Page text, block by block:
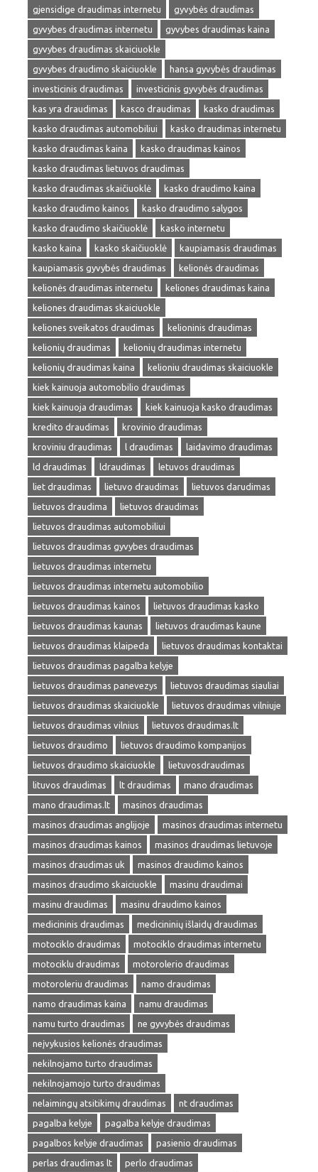
gjensidige draudimas internetu
gyvybės draudimas
gyvybes draudimas internetu
gyvybes draudimas kaina
gyvybes draudimas skaiciuokle
gyvybes draudimo skaiciuokle
hansa gyvybės draudimas
investicinis draudimas
investicinis gyvybės draudimas
kas yra draudimas
kasco draudimas
kasko draudimas
kasko draudimas automobiliui
kasko draudimas internetu
kasko draudimas kaina
kasko draudimas kainos
kasko draudimas lietuvos draudimas
kasko draudimas skaičiuoklė
kasko draudimo kaina
kasko draudimo kainos
kasko draudimo salygos
kasko draudimo skaičiuoklė
kasko internetu
kasko kaina
kasko skaičiuoklė
kaupiamasis draudimas
kaupiamasis gyvybės draudimas
kelionės draudimas
kelionės draudimas internetu
keliones draudimas kaina
keliones draudimas skaiciuokle
keliones sveikatos draudimas
kelioninis draudimas
kelionių draudimas
kelionių draudimas internetu
kelionių draudimas kaina
kelioniu draudimas skaiciuokle
kiek kainuoja automobilio draudimas
kiek kainuoja draudimas
kiek kainuoja kasko draudimas
kredito draudimas
krovinio draudimas
kroviniu draudimas
l draudimas
laidavimo draudimas
ld draudimas
ldraudimas
letuvos draudimas
liet draudimas
lietuvo draudimas
lietuvos darudimas
lietuvos draudima
lietuvos draudimas
lietuvos draudimas automobiliui
lietuvos draudimas gyvybes draudimas
lietuvos draudimas internetu
lietuvos draudimas internetu automobilio
lietuvos draudimas kainos
lietuvos draudimas kasko
lietuvos draudimas kaunas
lietuvos draudimas kaune
lietuvos draudimas klaipeda
lietuvos draudimas kontaktai
lietuvos draudimas pagalba kelyje
lietuvos draudimas panevezys
lietuvos draudimas siauliai
lietuvos draudimas skaiciuokle
lietuvos draudimas vilniuje
lietuvos draudimas vilnius
lietuvos draudimas.lt
lietuvos draudimo
lietuvos draudimo kompanijos
lietuvos draudimo skaiciuokle
lietuvosdraudimas
lituvos draudimas
lt draudimas
mano draudimas
mano draudimas.lt
masinos draudimas
masinos draudimas anglijoje
masinos draudimas internetu
masinos draudimas kainos
masinos draudimas lietuvoje
masinos draudimas uk
masinos draudimo kainos
masinos draudimo skaiciuokle
masinu draudimai
masinu draudimas
masinu draudimo kainos
medicininis draudimas
medicininių išlaidų draudimas
motociklo draudimas
motociklo draudimas internetu
motociklu draudimas
motorolerio draudimas
motoroleriu draudimas
namo draudimas
namo draudimas kaina
namu draudimas
namu turto draudimas
ne gyvybės draudimas
neįvykusios kelionės draudimas
nekilnojamo turto draudimas
nekilnojamojo turto draudimas
nelaimingų atsitikimų draudimas
nt draudimas
pagalba kelyje
pagalba kelyje draudimas
pagalbos kelyje draudimas
pasienio draudimas
perlas draudimas lt
perlo draudimas